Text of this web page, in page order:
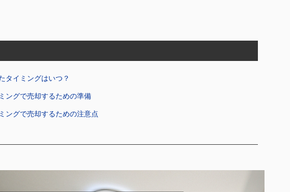
タイミングはいつ？
ングで売却するための準備
ングで売却するための注意点